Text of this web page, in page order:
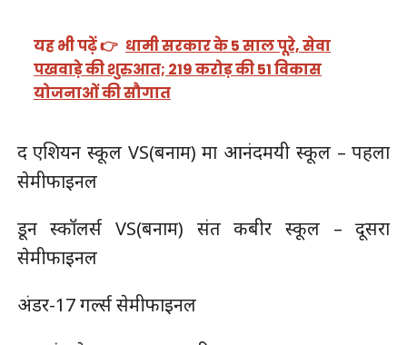
यह भी पढ़ें 👉 धामी सरकार के 5 साल पूरे, सेवा
पखवाड़े की शुरुआत; 219 करोड़ की 51 विकास
योजनाओं की सौगात
द एशियन स्कूल VS(बनाम) मा आनंदमयी स्कूल – पहला
सेमीफाइनल
डून स्कॉलर्स VS(बनाम) संत कबीर स्कूल – दूसरा
सेमीफाइनल
अंडर-17 गर्ल्स सेमीफाइनल